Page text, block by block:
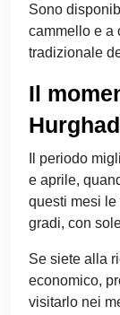
Sono
cammello e a
tradizionale
Il
Il periodo
e aprile,
questi mesi
gradi, con
Se siete alla
economico,
visitarlo nei